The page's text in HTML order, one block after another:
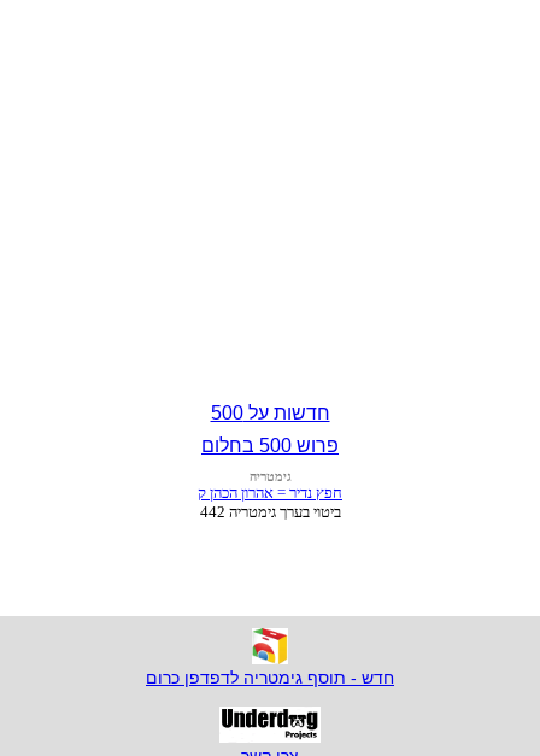
חדשות על 500
פרוש 500 בחלום
חדש - תוסף גימטריה לדפדפן כרום